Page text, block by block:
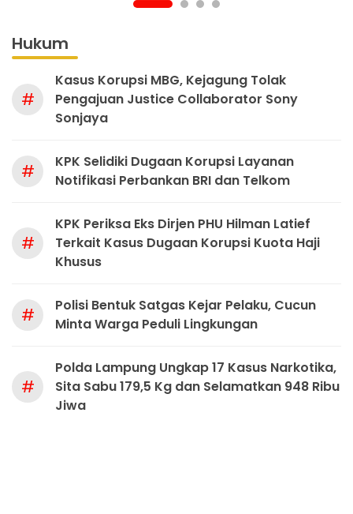
Hukum
#
Kasus Korupsi MBG, Kejagung Tolak
Pengajuan Justice Collaborator Sony
Sonjaya
#
KPK Selidiki Dugaan Korupsi Layanan
Notifikasi Perbankan BRI dan Telkom
#
KPK Periksa Eks Dirjen PHU Hilman Latief
Terkait Kasus Dugaan Korupsi Kuota Haji
Khusus
#
Polisi Bentuk Satgas Kejar Pelaku, Cucun
Minta Warga Peduli Lingkungan
#
Polda Lampung Ungkap 17 Kasus Narkotika,
Sita Sabu 179,5 Kg dan Selamatkan 948 Ribu
Jiwa